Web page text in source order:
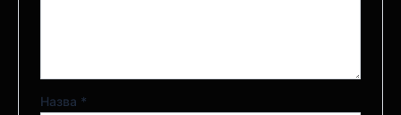
Назва *